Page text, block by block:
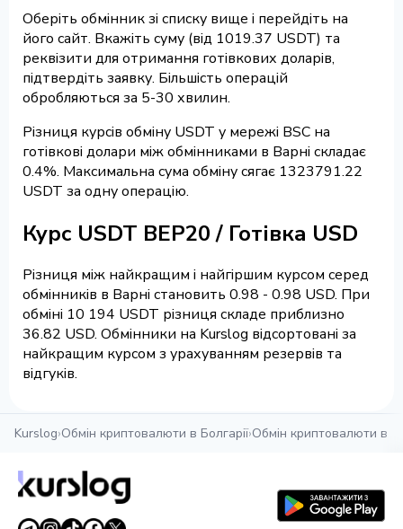
Оберіть обмінник зі списку вище і перейдіть на
його сайт. Вкажіть суму (від 1019.37 USDT) та
реквізити для отримання готівкових доларів,
підтвердіть заявку. Більшість операцій
обробляються за 5-30 хвилин.
Різниця курсів обміну USDT у мережі BSC на
готівкові долари між обмінниками в Варні складає
0.4%. Максимальна сума обміну сягає 1323791.22
USDT за одну операцію.
Курс USDT BEP20 / Готівка USD
Різниця між найкращим і найгіршим курсом серед
обмінників в Варні становить 0.98 - 0.98 USD. При
обміні 10 194 USDT різниця складе приблизно
36.82 USD. Обмінники на Kurslog відсортовані за
найкращим курсом з урахуванням резервів та
відгуків.
Kurslog›Обмін криптовалюти в Болгарії›Обмін криптовалюти в